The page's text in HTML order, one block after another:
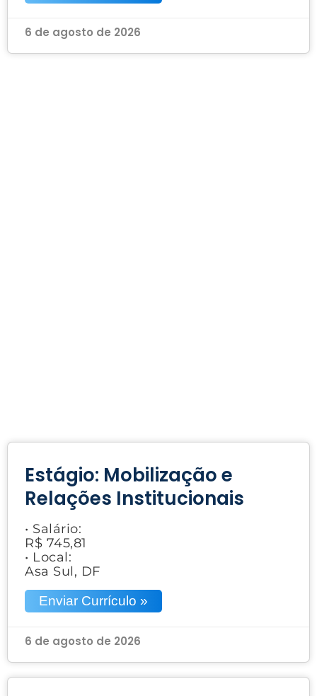
6 de agosto de 2026
Estágio: Mobilização e
Relações Institucionais
• Salário:
R$ 745,81
• Local:
Asa Sul, DF
Enviar Currículo »
6 de agosto de 2026